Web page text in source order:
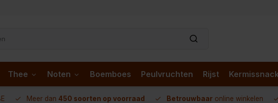
Thee Noten Boemboes Peulvruchten Rijst
Meer dan 450 soorten op voorraad Betrouwbaar online winkelen